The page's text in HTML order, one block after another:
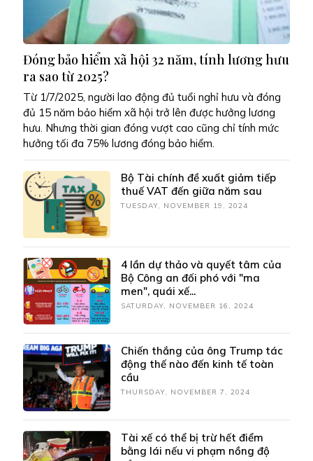
Đóng bảo hiểm xã hội 32 năm, tính lương hưu
ra sao từ 2025?
Từ 1/7/2025, người lao động đủ tuổi nghỉ hưu và đóng
đủ 15 năm bảo hiểm xã hội trở lên được hưởng lương
hưu. Nhưng thời gian đóng vượt cao cũng chỉ tính mức
hưởng tối đa 75% lương đóng bảo hiểm.
Bộ Tài chính đề xuất giảm tiếp
thuế VAT đến giữa năm sau
TUESDAY, NOVEMBER 19, 2024
4 lần dự thảo và quyết tâm của
Bộ Công an đối phó với "ma
men", quái xế...
SATURDAY, NOVEMBER 16, 2024
Chiến thắng của ông Trump tác
động thế nào đến kinh tế toàn
cầu
THURSDAY, NOVEMBER 7, 2024
Tài xế có thể bị trừ hết điểm
bằng lái nếu vi phạm nồng độ